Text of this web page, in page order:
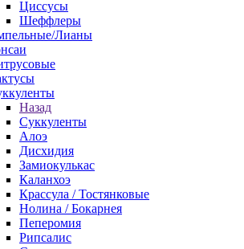
Циссусы
Шеффлеры
Лианы
Назад
Суккуленты
Алоэ
Дисхидия
Замиокулькас
Каланхоэ
Крассула / Тостянковые
Нолина / Бокарнея
Пеперомия
Рипсалис